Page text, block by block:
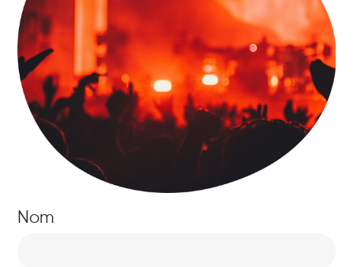
Nom